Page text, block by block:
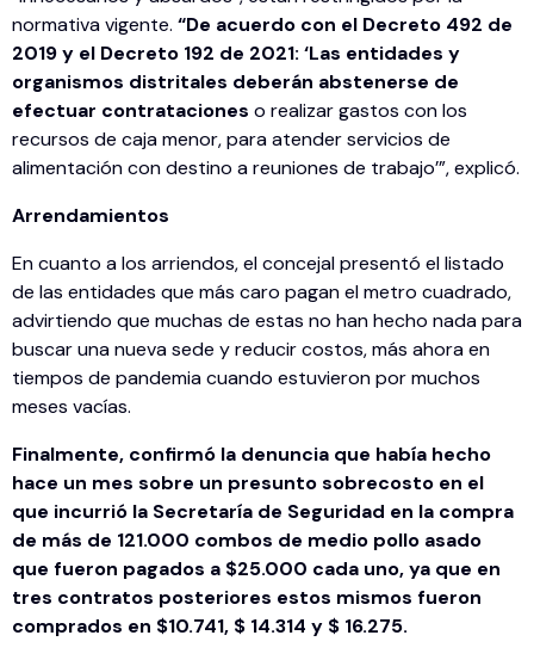
normativa vigente. “De acuerdo con el Decreto 492 de
2019 y el Decreto 192 de 2021: ‘Las entidades y
organismos distritales deberán abstenerse de
efectuar contrataciones o realizar gastos con los
recursos de caja menor, para atender servicios de
alimentación con destino a reuniones de trabajo’”, explicó.
Arrendamientos
En cuanto a los arriendos, el concejal presentó el listado
de las entidades que más caro pagan el metro cuadrado,
advirtiendo que muchas de estas no han hecho nada para
buscar una nueva sede y reducir costos, más ahora en
tiempos de pandemia cuando estuvieron por muchos
meses vacías.
Finalmente, confirmó la denuncia que había hecho
hace un mes sobre un presunto sobrecosto en el
que incurrió la Secretaría de Seguridad en la compra
de más de 121.000 combos de medio pollo asado
que fueron pagados a $25.000 cada uno, ya que en
tres contratos posteriores estos mismos fueron
comprados en $10.741, $ 14.314 y $ 16.275.